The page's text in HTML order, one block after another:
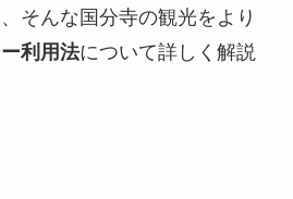
そんな国分寺の観光をより
利用法について詳しく解説